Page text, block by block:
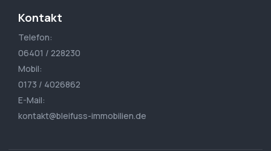
Kontakt
Telefon:
06401 / 228230
Mobil:
0173 / 4026862
E-Mail:
kontakt@bleifuss-immobilien.de